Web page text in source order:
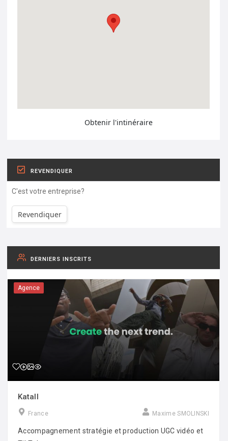
Obtenir l'intinéraire
REVENDIQUER
C'est votre entreprise?
Revendiquer
DERNIERS INSCRITS
Agence
Katall
France Maxime SMOLINSKI
Accompagnement stratégie et production UGC vidéo et